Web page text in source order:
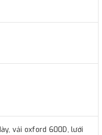
vải oxford 600D, lưới